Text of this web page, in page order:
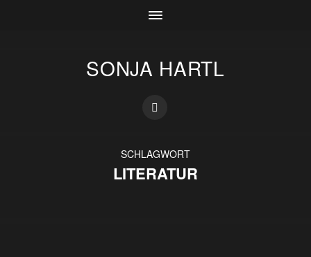
SONJA HARTL
SCHLAGWORT
LITERATUR